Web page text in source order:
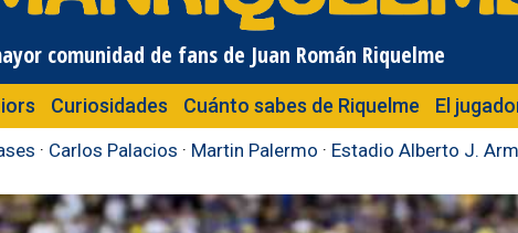
comunidad de fans de Juan Román Riquelme
Curiosidades Cuánto sabes de Riquelme El
· Carlos Palacios · Martin Palermo · Estadio Alberto J.